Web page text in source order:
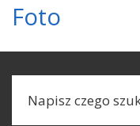
Foto